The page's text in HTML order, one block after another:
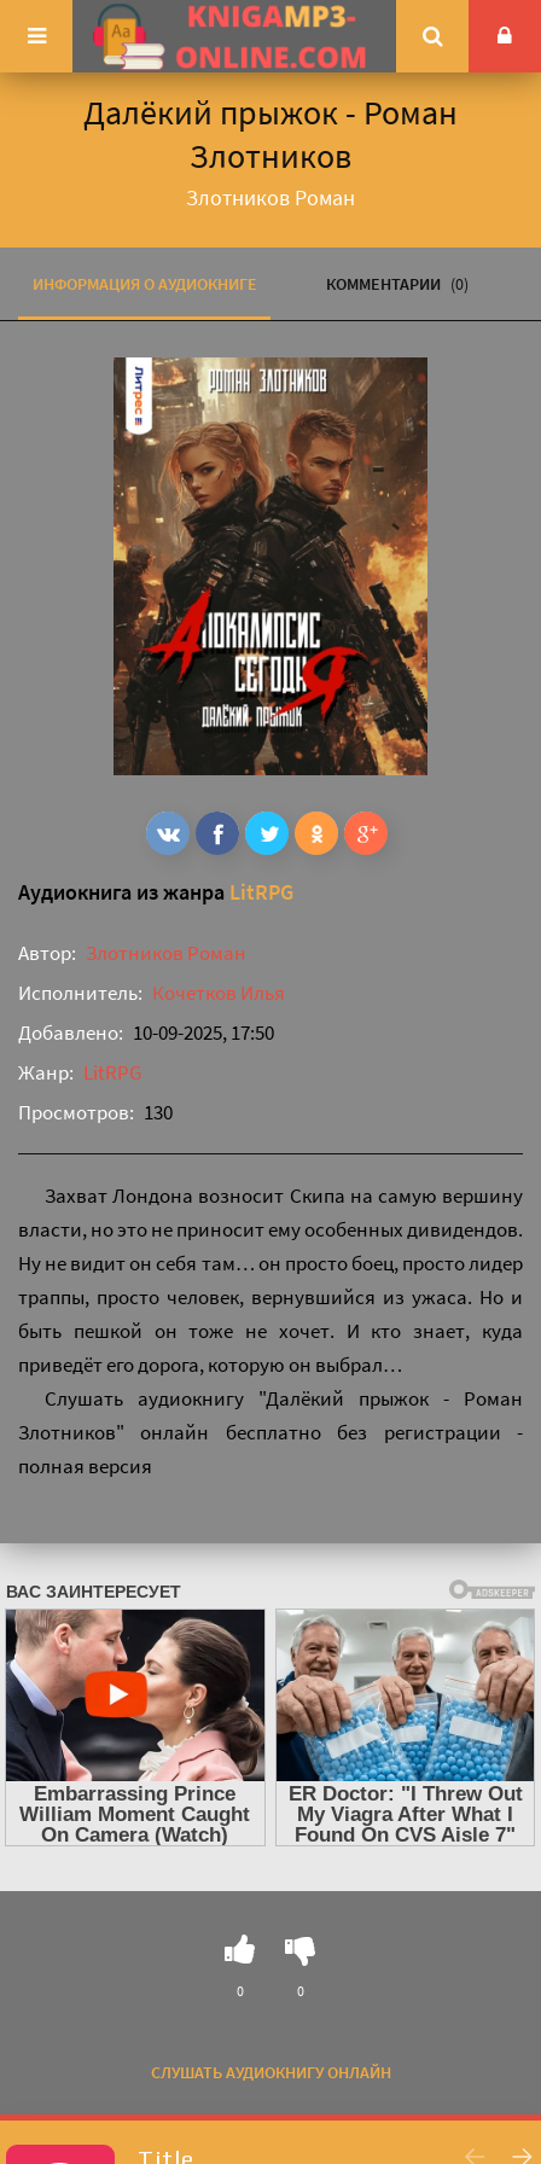
Далёкий прыжок - Роман
Злотников
Злотников Роман
ИНФОРМАЦИЯ О АУДИОКНИГЕ КОММЕНТАРИИ (0)
Аудиокнига из жанра LitRPG
Автор: Злотников Роман
Исполнитель: Кочетков Илья
Добавлено: 10-09-2025, 17:50
Жанр: LitRPG
Просмотров: 130
Захват Лондона возносит Скипа на самую вершину
власти, но это не приносит ему особенных дивидендов.
Ну не видит он себя там… он просто боец, просто лидер
траппы, просто человек, вернувшийся из ужаса. Но и
быть пешкой он тоже не хочет. И кто знает, куда
приведёт его дорога, которую он выбрал…
Слушать аудиокнигу "Далёкий прыжок - Роман
Злотников" онлайн бесплатно без регистрации -
полная версия
СЛУШАТЬ АУДИОКНИГУ ОНЛАЙН
0 0
Title